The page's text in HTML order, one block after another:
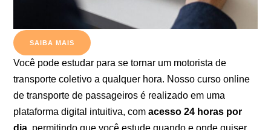
SAIBA MAIS
Você pode estudar para se tornar um motorista de
transporte coletivo a qualquer hora. Nosso curso online
de transporte de passageiros é realizado em uma
plataforma digital intuitiva, comacesso 24 horas por
dia , permitindo que você estude quando e onde quiser.